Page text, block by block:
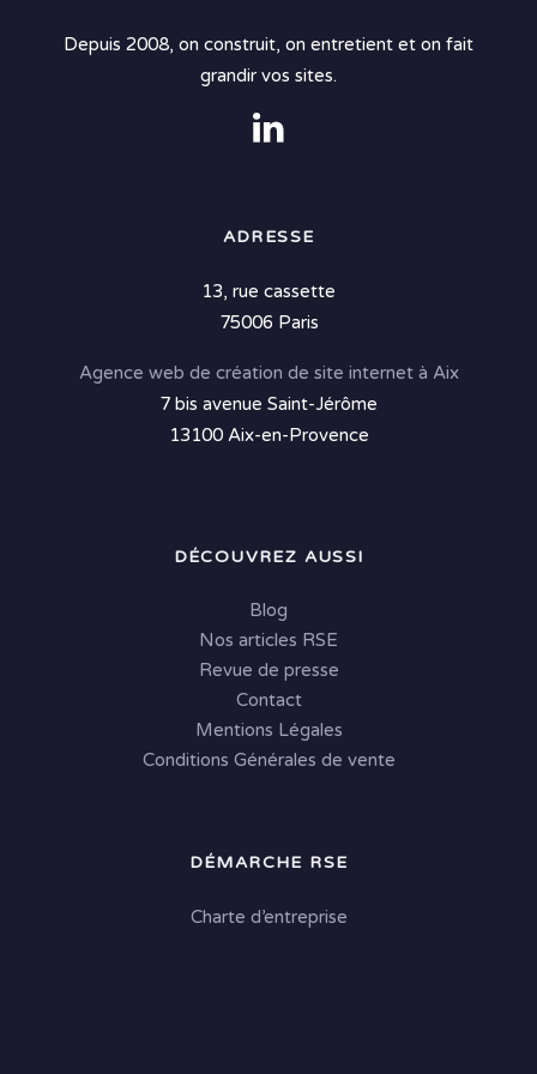
Depuis 2008, on construit, on entretient et on fait
grandir vos sites.
ADRESSE
13, rue cassette
75006 Paris
Agence web de création de site internet à Aix
7 bis avenue Saint-Jérôme
13100 Aix-en-Provence
DÉCOUVREZ AUSSI
Blog
Nos articles RSE
Revue de presse
Contact
Mentions Légales
Conditions Générales de vente
DÉMARCHE RSE
Charte d’entreprise